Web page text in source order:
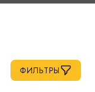
ФИЛЬТРЫ